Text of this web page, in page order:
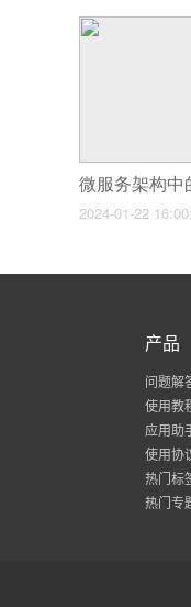
2024-01-22
产品
问题解
使用教
应用助
使用协
热门标
热门专